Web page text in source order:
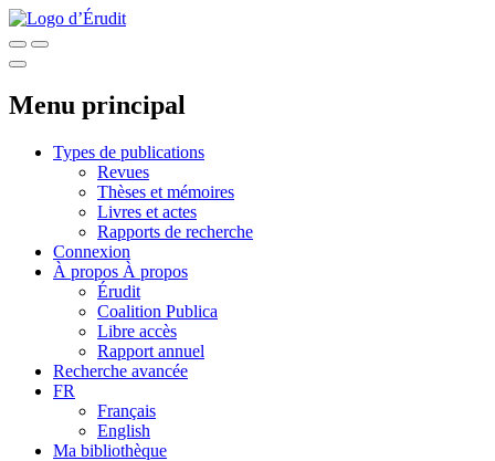
Menu principal
Types de publications
Revues
Thèses et mémoires
Livres et actes
Rapports de recherche
Connexion
À propos À propos
Érudit
Coalition Publica
Libre accès
Rapport annuel
Recherche avancée
FR
Français
English
Ma bibliothèque